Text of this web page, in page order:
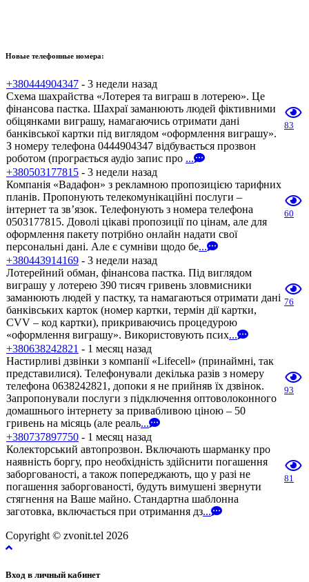
Новые телефонные номера:
+380444904347 - 3 недели назад
Схема шахрайства «Лотерея та виграш в лотерею». Це
фінансова пастка. Шахраї заманюють людей фіктивними
обіцянками виграшу, намагаючись отримати дані
банківської картки під виглядом «оформлення виграшу».
З номеру телефона 0444904347 відбувається прозвон
роботом (програється аудіо запис про ...
83
+380503177815 - 3 недели назад
Компанія «Вадафон» з рекламною пропозицією тарифних
планів. Пропонують телекомунікаційні послуги –
інтернет та зв’язок. Телефонують з номера телефона
0503177815. Доволі цікаві пропозиції по цінам, але для
оформлення пакету потрібно онлайн надати свої
персональні дані. Але є сумніви щодо бе...
60
+380443914169 - 3 недели назад
Лотерейний обман, фінансова пастка. Під виглядом
виграшу у лотерею 390 тисяч гривень зловмисники
заманюють людей у пастку, та намагаються отримати дані
банківських карток (номер картки, термін дії картки,
CVV – код картки), прикриваючись процедурою
«оформлення виграшу». Використовують псих...
76
+380638242821 - 1 месяц назад
Настирливі дзвінки з компанії «Lifecell» (принаймні, так
представилися). Телефонували декілька разів з номеру
телефона 0638242821, допоки я не прийняв їх дзвінок.
Запропонували послуги з підключення оптоволоконного
домашнього інтернету за привабливою ціною – 50
гривень на місяць (але реаль...
93
+380737897750 - 1 месяц назад
Колекторський автопрозвон. Включають шарманку про
наявність боргу, про необхідність здійснити погашення
заборгованості, а також попереджають, що у разі не
погашення заборгованості, будуть вимушені звернути
стягнення на Ваше майно. Стандартна шаблонна
заготовка, включається при отримання дз...
81
Copyright © zvonit.tel 2026
Вход в личный кабинет